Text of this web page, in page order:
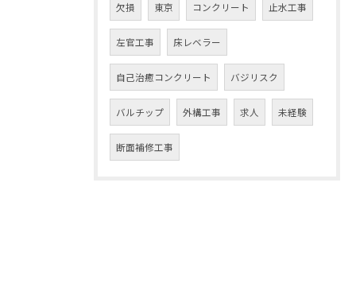
欠損 東京 コンクリート 止水工事
左官工事 床レベラー
自己治癒コンクリート バジリスク
バルチップ 外構工事 求人 未経験
断面補修工事